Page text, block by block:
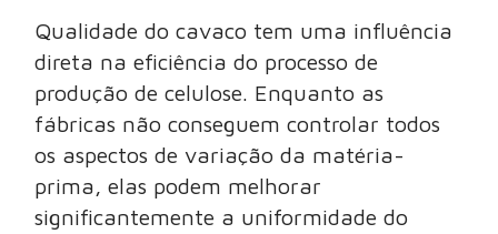
Qualidade do cavaco tem uma influência
direta na eficiência do processo de
produção de celulose. Enquanto as
fábricas não conseguem controlar todos
os aspectos de variação da matéria-
prima, elas podem melhorar
significantemente a uniformidade do